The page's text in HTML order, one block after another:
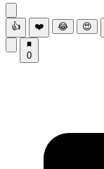
👍 ❤️ 😂 😍
0